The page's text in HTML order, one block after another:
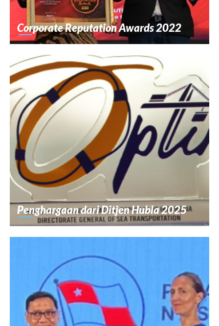
Corporate Reputation Awards 2022
Penghargaan dari Ditjen Hubla 2025